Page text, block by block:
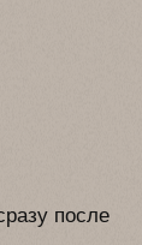
после